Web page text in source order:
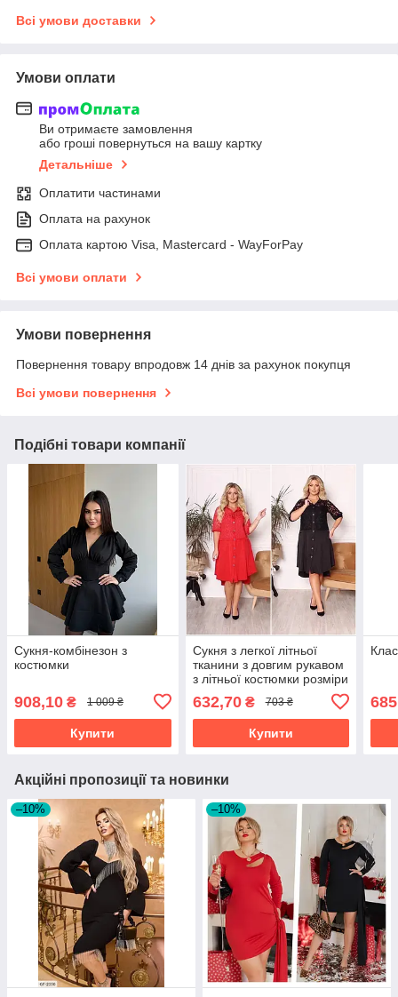
Всі умови доставки
Умови оплати
Ви отримаєте замовлення
або гроші повернуться на вашу картку
Детальніше
Оплатити частинами
Оплата на рахунок
Оплата картою Visa, Mastercard - WayForPay
Всі умови оплати
Умови повернення
Повернення товару впродовж 14 днів за рахунок покупця
Всі умови повернення
Подібні товари компанії
Сукня-комбінезон з
костюмки
908,10 ₴ 1 009 ₴
Купити
Сукня з легкої літньої
тканини з довгим рукавом
з літньої костюмки розміри
632,70₴ 703 ₴
Купити
Акційні пропозиції та новинки
–10% –10%